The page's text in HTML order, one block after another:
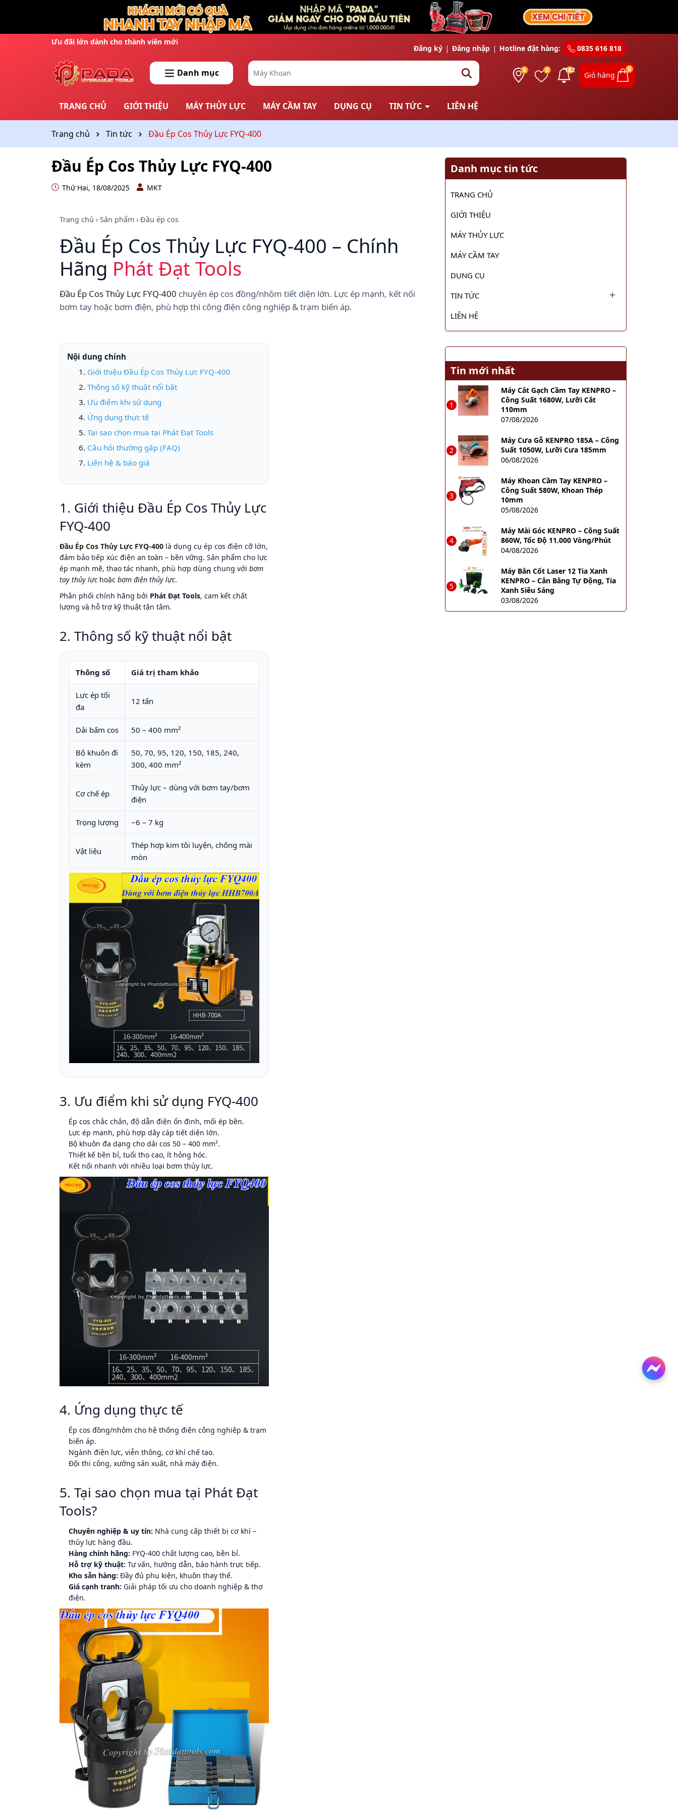
Ưu đãi lớn dành cho thành viên mới
Đăng ký Đăng nhập Hotline đặt hàng: 0835 616 818
Danh mục 8 0 182
Giỏ hàng
0
TRANG CHỦ GIỚI THIỆU MÁY THỦY LỰC MÁY CẦM TAY DỤNG CỤ TIN TỨC LIÊN HỆ
Trang chủ Tin tức Đầu Ép Cos Thủy Lực FYQ-400
Đầu Ép Cos Thủy Lực FYQ-400
Thứ Hai, 18/08/2025 MKT
Trang chủ › Sản phẩm › Đầu ép cos
Đầu Ép Cos Thủy Lực FYQ-400 – Chính
Hãng Phát Đạt Tools
Đầu Ép Cos Thủy Lực FYQ-400 chuyên ép cos đồng/nhôm tiết diện lớn. Lực ép mạnh, kết nối
bơm tay hoặc bơm điện, phù hợp thi công điện công nghiệp & trạm biến áp.
Nội dung chính
Giới thiệu Đầu Ép Cos Thủy Lực FYQ-400
Thông số kỹ thuật nổi bật
Ưu điểm khi sử dụng
Ứng dụng thực tế
Tại sao chọn mua tại Phát Đạt Tools
Câu hỏi thường gặp (FAQ)
Liên hệ & báo giá
1. Giới thiệu Đầu Ép Cos Thủy Lực
FYQ-400
Đầu Ép Cos Thủy Lực FYQ-400 là dụng cụ ép cos điện cỡ lớn,
đảm bảo tiếp xúc điện an toàn – bền vững. Sản phẩm cho lực
ép mạnh mẽ, thao tác nhanh, phù hợp dùng chung với bơm
tay thủy lựchoặc bơm điện thủy lực.
Phân phối chính hãng bởi Phát Đạt Tools, cam kết chất
lượng và hỗ trợ kỹ thuật tận tâm.
2. Thông số kỹ thuật nổi bật
Thông số Giá trị tham khảo
Lực ép tối
đa
12 tấn
Dải bấm cos 50 – 400 mm²
Bộ khuôn đi
kèm
50, 70, 95, 120, 150, 185, 240,
300, 400 mm²
Cơ chế ép
Thủy lực – dùng với bơm tay/bơm
điện
Trọng lượng ~6 – 7 kg
Vật liệu
Thép hợp kim tôi luyện, chống mài
mòn
3. Ưu điểm khi sử dụng FYQ-400
Ép cos chắc chắn, độ dẫn điện ổn định, mối ép bền.
Lực ép mạnh, phù hợp dây cáp tiết diện lớn.
Bộ khuôn đa dạng cho dải cos 50 – 400 mm².
Thiết kế bền bỉ, tuổi thọ cao, ít hỏng hóc.
Kết nối nhanh với nhiều loại bơm thủy lực.
4. Ứng dụng thực tế
Ép cos đồng/nhôm cho hệ thống điện công nghiệp & trạm
biến áp.
Ngành điện lực, viễn thông, cơ khí chế tạo.
Đội thi công, xưởng sản xuất, nhà máy điện.
5. Tại sao chọn mua tại Phát Đạt
Tools?
Chuyên nghiệp & uy tín: Nhà cung cấp thiết bị cơ khí –
thủy lực hàng đầu.
Hàng chính hãng: FYQ-400 chất lượng cao, bền bỉ.
Hỗ trợ kỹ thuật: Tư vấn, hướng dẫn, bảo hành trực tiếp.
Kho sẵn hàng: Đầy đủ phụ kiện, khuôn thay thế.
Giá cạnh tranh: Giải pháp tối ưu cho doanh nghiệp & thợ
điện.
Danh mục tin tức
TRANG CHỦ
GIỚI THIỆU
MÁY THỦY LỰC
MÁY CẦM TAY
DỤNG CỤ
TIN TỨC
LIÊN HỆ
Tin mới nhất
1
Máy Cắt Gạch Cầm Tay KENPRO –
Công Suất 1680W, Lưỡi Cắt
110mm
07/08/2026
2
Máy Cưa Gỗ KENPRO 185A – Công
Suất 1050W, Lưỡi Cưa 185mm
06/08/2026
3
Máy Khoan Cầm Tay KENPRO –
Công Suất 580W, Khoan Thép
10mm
05/08/2026
4
Máy Mài Góc KENPRO – Công Suất
860W, Tốc Độ 11.000 Vòng/Phút
04/08/2026
5
Máy Bắn Cốt Laser 12 Tia Xanh
KENPRO – Cân Bằng Tự Động, Tia
Xanh Siêu Sáng
03/08/2026